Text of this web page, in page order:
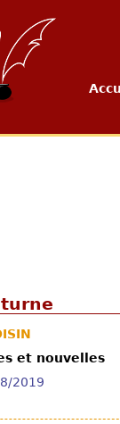
et nouvelles
2019